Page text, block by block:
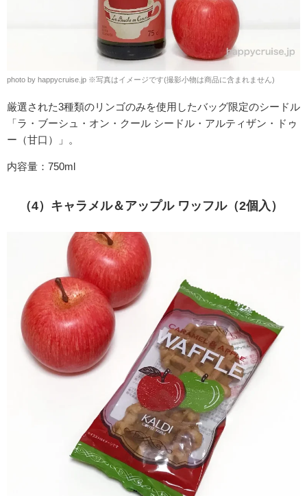
photo by happycruise.jp ※写真はイメージです(撮影小物は商品に含まれません)
厳選された3種類のリンゴのみを使用したバッグ限定のシードル
「ラ・ブーシュ・オン・クール シードル・アルティザン・ドゥ
ー（甘口）」。
内容量： 750ml
（4） キャラメル＆アップル ワッフル（2個入）